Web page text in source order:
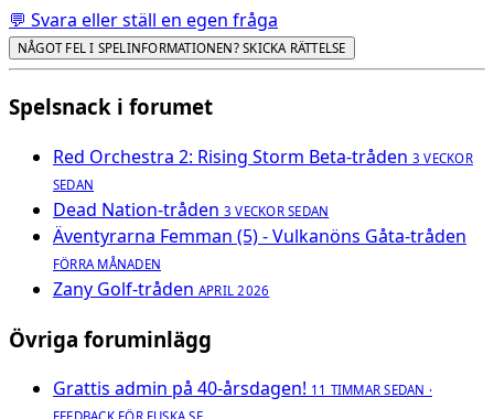
💬 Svara eller ställ en egen fråga
NÅGOT FEL I SPELINFORMATIONEN? SKICKA RÄTTELSE
Spelsnack i forumet
Red Orchestra 2: Rising Storm Beta-tråden 3 VECKOR
SEDAN
Dead Nation-tråden 3 VECKOR SEDAN
Äventyrarna Femman (5) - Vulkanöns Gåta-tråden
FÖRRA MÅNADEN
Zany Golf-tråden APRIL 2026
Övriga foruminlägg
Grattis admin på 40-årsdagen! 11 TIMMAR SEDAN ·